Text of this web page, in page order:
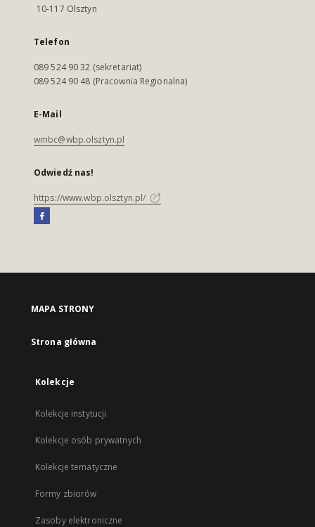
10-117 Olsztyn
Telefon
089 524 90 32 (sekretariat)
089 524 90 48 (Pracownia Regionalna)
E-Mail
wmbc@wbp.olsztyn.pl
Odwiedź nas!
https://www.wbp.olsztyn.pl/
MAPA STRONY
Strona główna
Kolekcje
Kolekcje instytucji
Kolekcje osób prywatnych
Kolekcje tematyczne
Formy zbiorów
Zasoby elektroniczne